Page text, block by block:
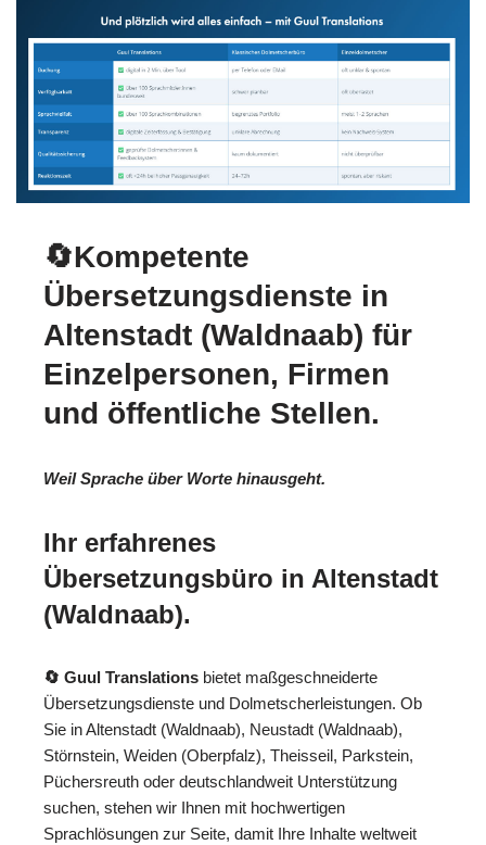
🔄Kompetente
Übersetzungsdienste in
Altenstadt (Waldnaab) für
Einzelpersonen, Firmen
und öffentliche Stellen.
Weil Sprache über Worte hinausgeht.
Ihr erfahrenes
Übersetzungsbüro in Altenstadt
(Waldnaab).
🔄 Guul Translations bietet maßgeschneiderte
Übersetzungsdienste und Dolmetscherleistungen. Ob
Sie in Altenstadt (Waldnaab), Neustadt (Waldnaab),
Störnstein, Weiden (Oberpfalz), Theisseil, Parkstein,
Püchersreuth oder deutschlandweit Unterstützung
suchen, stehen wir Ihnen mit hochwertigen
Sprachlösungen zur Seite, damit Ihre Inhalte weltweit